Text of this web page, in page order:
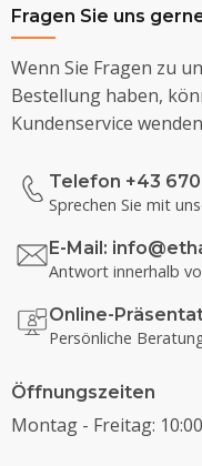
Fragen Sie uns
Wenn Sie Fragen zu
Bestellung haben,
Kundenservice
Telefon +43
Sprechen Sie mit
E-Mail:
Antwort innerhalb
Online-
Persönliche
Öffnungszeiten
Montag - Freitag: